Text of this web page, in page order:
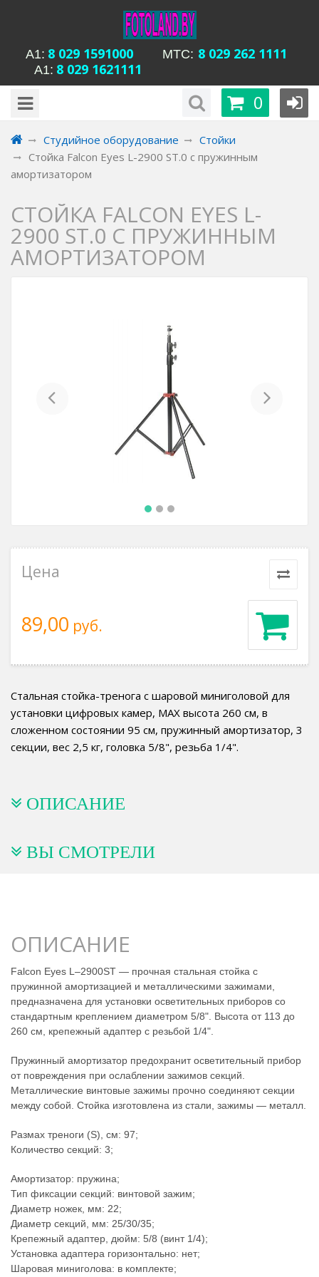
А1: 8 029 1591000 MTC: 8 029 262 1111
А1: 8 029 1621111
Время работы магазина Уманская 54:будни с 15-00 до
20-00, сб с 13-00 до 18-00, вс вых
0
Студийное оборудование
Стойки
Стойка Falcon Eyes L-2900 ST.0 с пружинным
амортизатором
СТОЙКА FALCON EYES L-
2900 ST.0 С ПРУЖИННЫМ
АМОРТИЗАТОРОМ
Цена
89,00 руб.
Стальная стойка-тренога с шаровой миниголовой для
установки цифровых камер, MAX высота 260 см, в
сложенном состоянии 95 см, пружинный амортизатор, 3
секции, вес 2,5 кг, головка 5/8", резьба 1/4".
ОПИСАНИЕ
ВЫ СМОТРЕЛИ
ОПИСАНИЕ
Falcon Eyes L–2900ST — прочная стальная стойка с
пружинной амортизацией и металлическими зажимами,
предназначена для установки осветительных приборов со
стандартным креплением диаметром 5/8". Высота от 113 до
260 см, крепежный адаптер с резьбой 1/4".
Пружинный амортизатор предохранит осветительный прибор
от повреждения при ослаблении зажимов секций.
Металлические винтовые зажимы прочно соединяют секции
между собой. Стойка изготовлена из стали, зажимы — металл.
Размах треноги (S), см: 97;
Количество секций: 3;
Амортизатор: пружина;
Тип фиксации секций: винтовой зажим;
Диаметр ножек, мм: 22;
Диаметр секций, мм: 25/30/35;
Крепежный адаптер, дюйм: 5/8 (винт 1/4);
Установка адаптера горизонтально: нет;
Шаровая миниголова: в комплекте;